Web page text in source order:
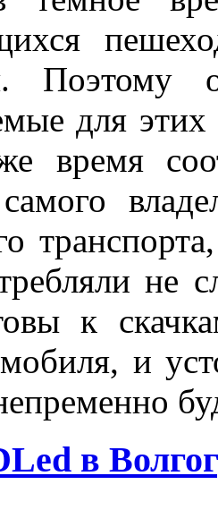
Поэтому
для
время
не
к
и
в